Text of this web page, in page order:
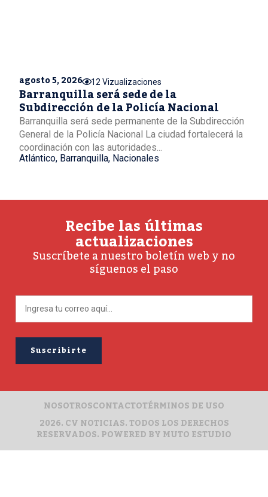
agosto 5, 2026 12 Vizualizaciones
Barranquilla será sede de la
Subdirección de la Policía Nacional
Barranquilla será sede permanente de la Subdirección
General de la Policía Nacional La ciudad fortalecerá la
coordinación con las autoridades...
Atlántico, Barranquilla, Nacionales
Recibe las últimas
actualizaciones
Suscríbete a nuestro boletín web y no
síguenos el paso
2026. CV NOTICIAS. TODOS LOS DERECHOS
RESERVADOS. POWERED BYMUTO ESTUDIO
NOSOTROSCONTACTOTÉRMINOS DE USO